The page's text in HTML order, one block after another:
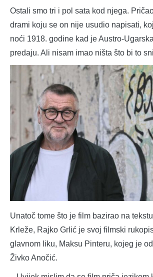
Ostali smo tri i pol sata kod njega.
drami koju se on nije usudio napisati,
noći 1918. godine kad je Austro-
predaju. Ali nisam imao ništa što bi to
Unatoč tome što je film bazirao na
Krleže, Rajko Grlić je svoj filmski
glavnom liku, Maksu Pinteru, kojeg je
Živko Anočić.